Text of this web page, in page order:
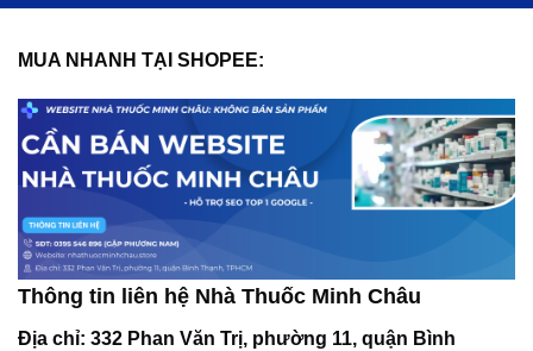
MUA NHANH TẠI SHOPEE:
Thông tin liên hệ Nhà Thuốc Minh Châu
Địa chỉ: 332 Phan Văn Trị, phường 11, quận Bình